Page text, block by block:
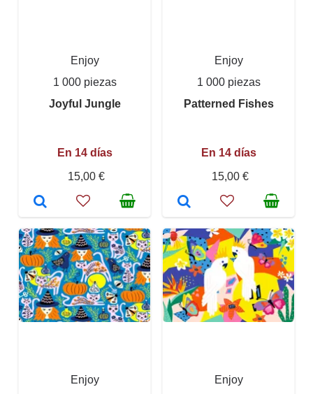
Enjoy
1 000 piezas
Joyful Jungle
En 14 días
15,00 €
Enjoy
1 000 piezas
Patterned Fishes
En 14 días
15,00 €
Enjoy
Enjoy